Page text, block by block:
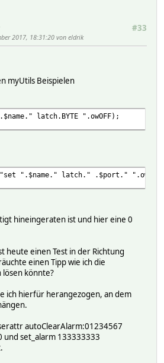
#33
2017, 18:31:20 von eldrik
myUtils Beispielen
latch.BYTE ".owOFF);
latch." .$port."
hineingeraten ist und hier eine 0
heute einen Test in der Richtung
einen Tipp wie ich die
lösen könnte?
ich hierfür herangezogen, an dem
autoClearAlarm:01234567
set_alarm 133333333